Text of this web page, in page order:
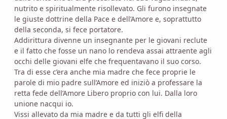
nutrito e spiritualmente risollevato. Gli furono insegnate
le giuste dottrine della Pace e dell’Amore e, soprattutto
della seconda, si fece portatore.
Addirittura divenne un insegnante per le giovani reclute
e il fatto che fosse un nano lo rendeva assai attraente agli
occhi delle giovani elfe che frequentavano il suo corso.
Tra di esse c’era anche mia madre che fece proprie le
parole di mio padre sull’Amore ed iniziò a professare la
retta fede dell’Amore Libero proprio con lui. Dalla loro
unione nacqui io.
Vissi allevato da mia madre e da tutti gli elfi della